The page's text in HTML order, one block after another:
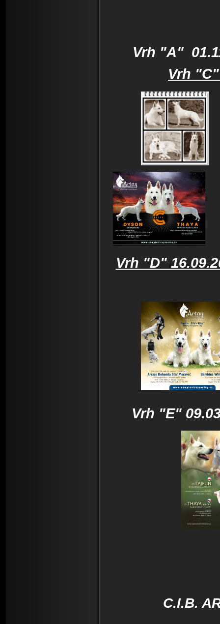
Vrh "A"
Vrh
Vrh "D"
Vrh "E"
C.I.B.